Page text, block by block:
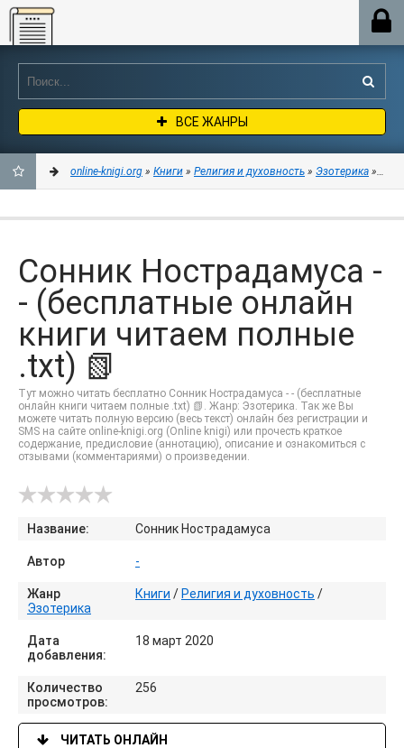
Online-knigi.org
ВСЕ ЖАНРЫ
ЗАКЛАДКИ
online-knigi.org » Книги » Религия и духовность » Эзотерика »
Сонник Нострадамуса -
- (бесплатные онлайн
книги читаем полные
.txt) 📗
Тут можно читать бесплатно Сонник Нострадамуса - - (бесплатные
онлайн книги читаем полные .txt) 📗. Жанр: Эзотерика. Так же Вы
можете читать полную версию (весь текст) онлайн без регистрации и
SMS на сайте online-knigi.org (Online knigi) или прочесть краткое
содержание, предисловие (аннотацию), описание и ознакомиться с
отзывами (комментариями) о произведении.
Название: Сонник Нострадамуса
Автор -
Жанр Книги / Религия и духовность /
Эзотерика
Дата
добавления:
18 март 2020
Количество
просмотров:
256
ЧИТАТЬ ОНЛАЙН